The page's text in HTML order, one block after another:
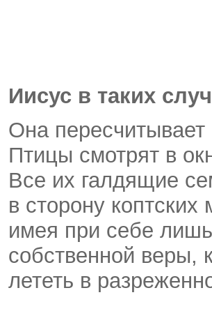
Иисус в таких
Она пересчитывает
Птицы смотрят в
Все их галдящие
в сторону
имея при себе
собственной веры,
лететь в